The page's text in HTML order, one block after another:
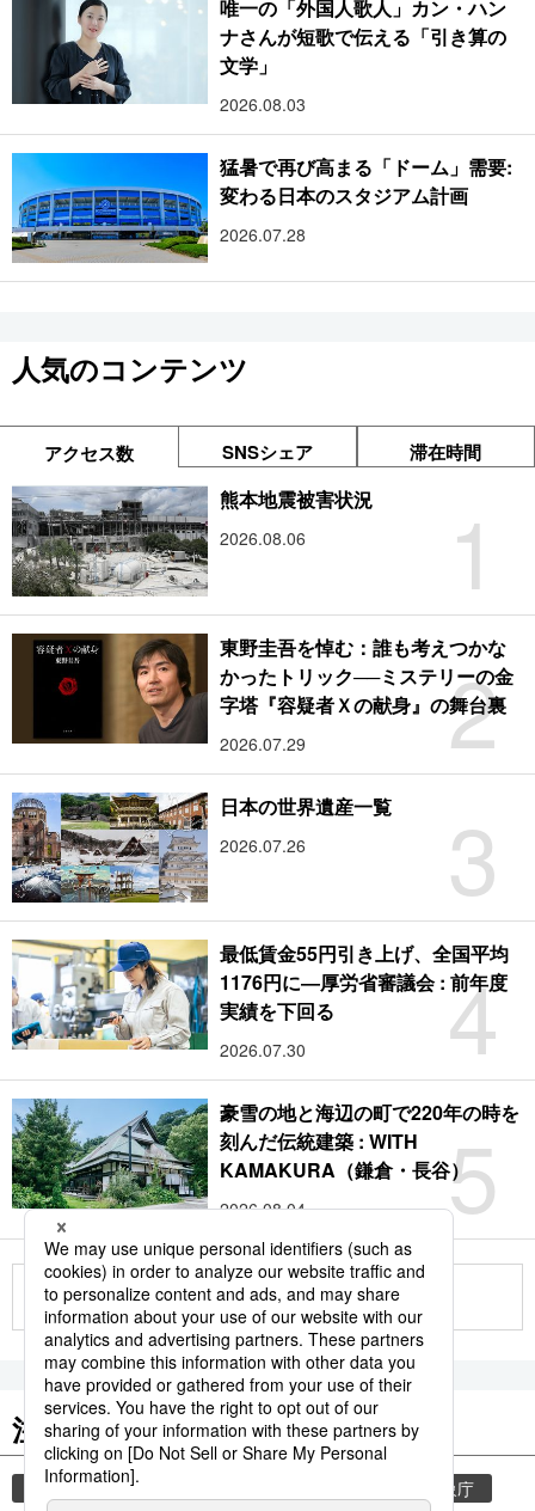
唯一の「外国人歌人」カン・ハン
ナさんが短歌で伝える「引き算の
文学」
2026.08.03
猛暑で再び高まる「ドーム」需要:
変わる日本のスタジアム計画
2026.07.28
人気のコンテンツ
アクセス数 SNSシェア 滞在時間
1
熊本地震被害状況
2026.08.06
2
東野圭吾を悼む：誰も考えつかな
かったトリック──ミステリーの金
字塔『容疑者Ｘの献身』の舞台裏
2026.07.29
3
日本の世界遺産一覧
2026.07.26
4
最低賃金55円引き上げ、全国平均
1176円に―厚労省審議会 : 前年度
実績を下回る
2026.07.30
5
豪雪の地と海辺の町で220年の時を
刻んだ伝統建築 : WITH
KAMAKURA（鎌倉・長谷）
2026.08.04
もっと見る
注目のキーワード
共同通信ニュース 気象庁